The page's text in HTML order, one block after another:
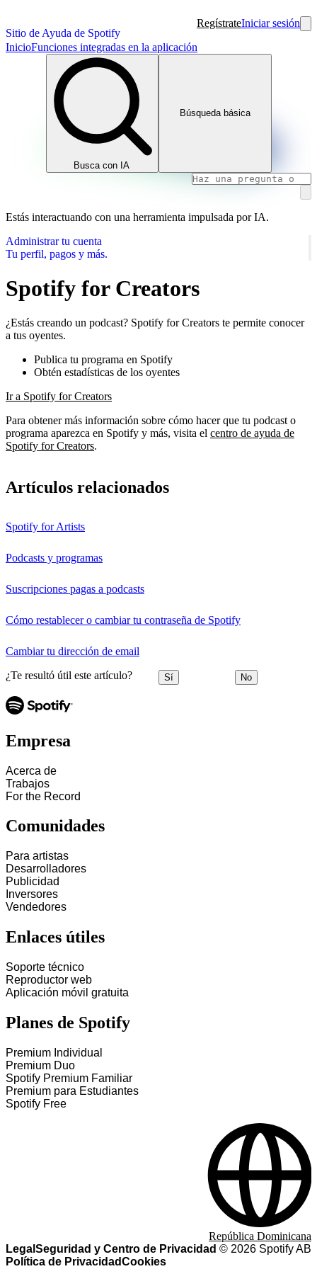
Sitio de Ayuda de Spotify
RegístrateIniciar sesión
InicioFunciones integradas en la aplicación
Busca con IA
Búsqueda básica
Estás interactuando con una herramienta impulsada por IA.
Administrar tu cuenta
Tu perfil, pagos y más.
Spotify for Creators
¿Estás creando un podcast? Spotify for Creators te permite conocer
a tus oyentes.
Publica tu programa en Spotify
Obtén estadísticas de los oyentes
Ir a Spotify for Creators
Para obtener más información sobre cómo hacer que tu podcast o
programa aparezca en Spotify y más, visita el centro de ayuda de
Spotify for Creators.
Artículos relacionados
Spotify for Artists
Podcasts y programas
Suscripciones pagas a podcasts
Cómo restablecer o cambiar tu contraseña de Spotify
Cambiar tu dirección de email
¿Te resultó útil este artículo? Sí No
Empresa
Acerca de
Trabajos
For the Record
Comunidades
Para artistas
Desarrolladores
Publicidad
Inversores
Vendedores
Enlaces útiles
Soporte técnico
Reproductor web
Aplicación móvil gratuita
Planes de Spotify
Premium Individual
Premium Duo
Spotify Premium Familiar
Premium para Estudiantes
Spotify Free
Legal Seguridad y Centro de Privacidad
Política de PrivacidadCookies
© 2026 Spotify AB
República Dominicana